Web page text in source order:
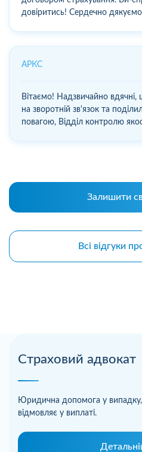
Страховий адвокат
Юридична допомога у
відмовляє у виплаті.
довіритись! Сердечно
АРКС
Вітаємо! Надзвичайно
на зворотній зв'язок та
повагою, Відділ контролю
Залишити
Всі відгуки